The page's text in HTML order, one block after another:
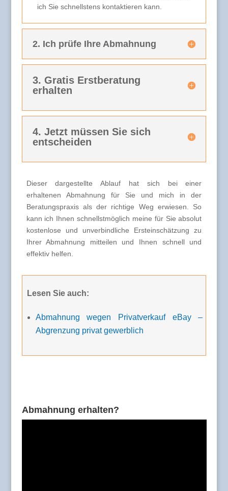
ich Sie schnellstens kontaktieren kann.
2. Ich prüfe Ihre Abmahnung
3. Gratis Erstberatung
erhalten
4. Jetzt müssen Sie sich
entscheiden
Dieser dargestellte Ablauf hat sich bei einer
erhaltenen Abmahnung für Sie und mich in der
Beratungspraxis als der richtige Weg erwiesen. So
kann ich Ihnen schnellstmöglich meine für Sie absolut
kostenlose und unverbindliche Ersteinschätzung zu
Ihrer Abmahnung mitteilen und Ihnen schnell und
effektiv helfen.
Lesen Sie auch:
Abmahnung wegen Privatverkauf eBay –
Abgrenzung privat gewerblich
Abmahnung erhalten?